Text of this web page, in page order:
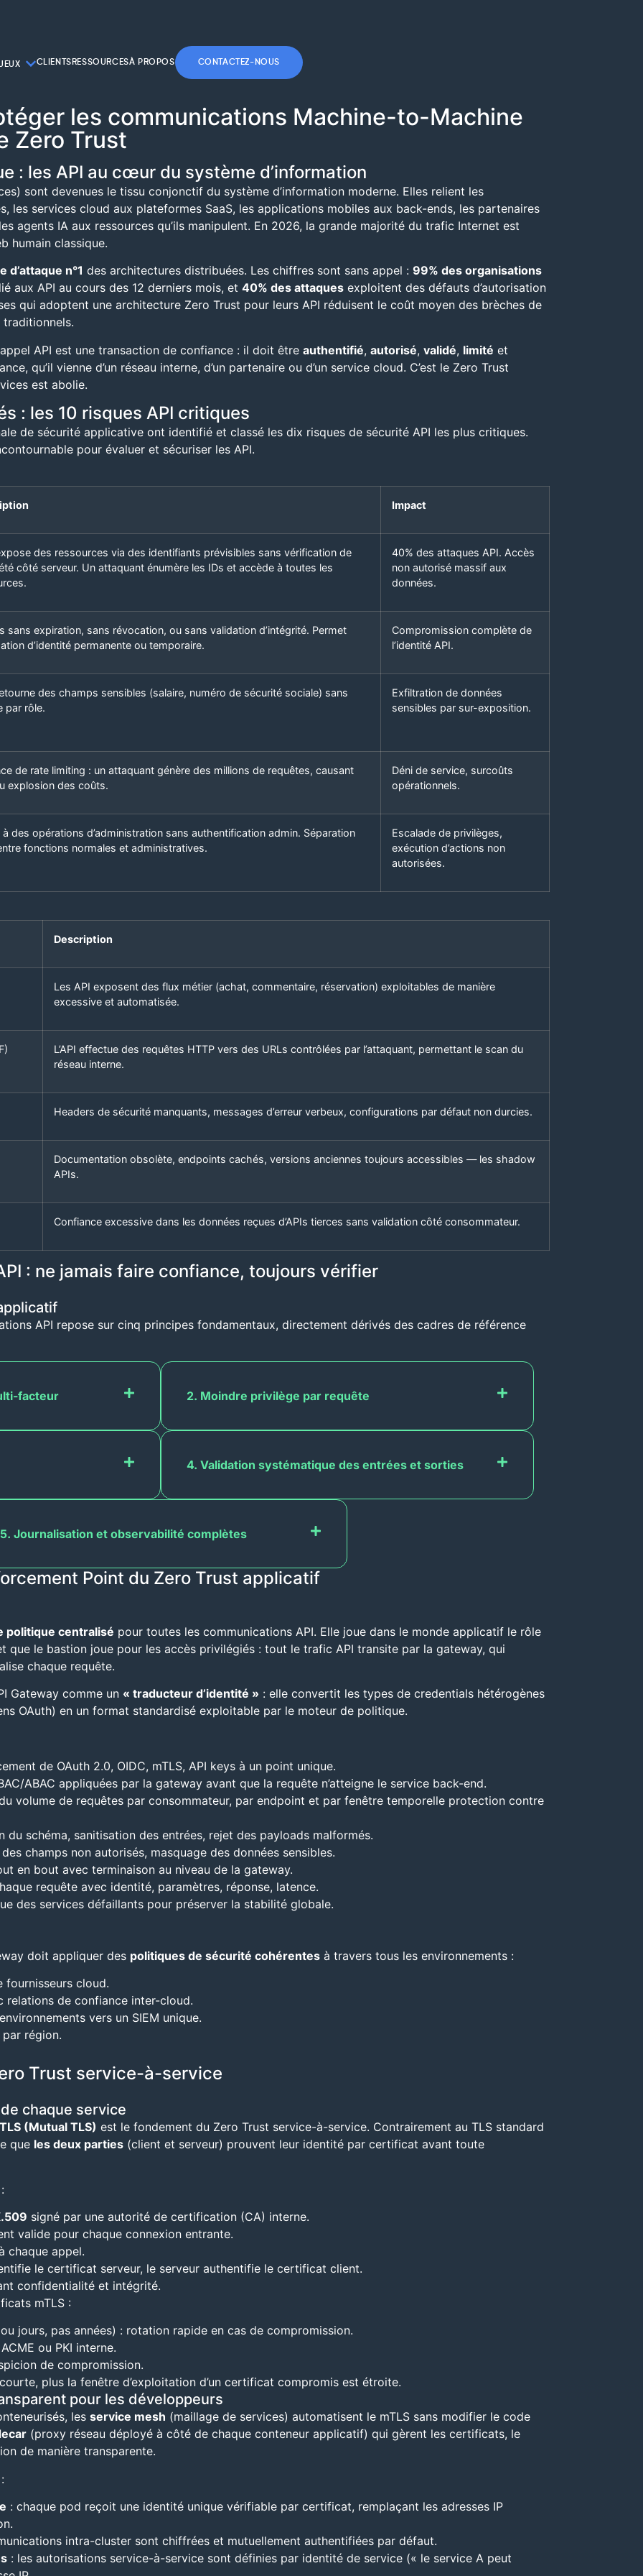
CLIENTS RESSOURCESÀ PROPOS CONTACTEZ-NOUS
les communications Machine-to-Machine
Zero Trust
: les API au cœur du système d’information
sont devenues le tissu conjonctif du système d’information moderne. Elles relient les
les services cloud aux plateformes SaaS, les applications mobiles aux back-ends, les partenaires
agents IA aux ressources qu’ils manipulent. En 2026, la grande majorité du trafic Internet est
humain classique.
d’attaque n°1 des architectures distribuées. Les chiffres sont sans appel : 99% des organisations
aux API au cours des 12 derniers mois, et 40% des attaques exploitent des défauts d’autorisation
qui adoptent une architecture Zero Trust pour leurs API réduisent le coût moyen des brèches de
API est une transaction de confiance : il doit être authentifié, autorisé, validé, limité et
qu’il vienne d’un réseau interne, d’un partenaire ou d’un service cloud. C’est le Zero Trust
est abolie.
: les 10 risques API critiques
de sécurité applicative ont identifié et classé les dix risques de sécurité API les plus critiques.
pour évaluer et sécuriser les API.
Impact
des ressources via des identifiants prévisibles sans vérification de
côté serveur. Un attaquant énumère les IDs et accède à toutes les
40% des attaques API. Accès
non autorisé massif aux
données.
sans expiration, sans révocation, ou sans validation d’intégrité. Permet
d’identité permanente ou temporaire.
Compromission complète de
l’identité API.
des champs sensibles (salaire, numéro de sécurité sociale) sans
par rôle.
Exfiltration de données
sensibles par sur-exposition.
de rate limiting : un attaquant génère des millions de requêtes, causant
explosion des coûts.
Déni de service, surcoûts
opérationnels.
des opérations d’administration sans authentification admin. Séparation
fonctions normales et administratives.
Escalade de privilèges,
exécution d’actions non
autorisées.
Description
Les API exposent des flux métier (achat, commentaire, réservation) exploitables de manière
excessive et automatisée.
L’API effectue des requêtes HTTP vers des URLs contrôlées par l’attaquant, permettant le scan du
réseau interne.
Headers de sécurité manquants, messages d’erreur verbeux, configurations par défaut non durcies.
Documentation obsolète, endpoints cachés, versions anciennes toujours accessibles — les shadow
APIs.
Confiance excessive dans les données reçues d’APIs tierces sans validation côté consommateur.
: ne jamais faire confiance, toujours vérifier
API repose sur cinq principes fondamentaux, directement dérivés des cadres de référence
facteur 2. Moindre privilège par requête
4. Validation systématique des entrées et sorties
5. Journalisation et observabilité complètes
Point du Zero Trust applicatif
politique centralisé pour toutes les communications API. Elle joue dans le monde applicatif le rôle
que le bastion joue pour les accès privilégiés : tout le trafic API transite par la gateway, qui
chaque requête.
Gateway comme un « traducteur d’identité » : elle convertit les types de credentials hétérogènes
OAuth) en un format standardisé exploitable par le moteur de politique.
de OAuth 2.0, OIDC, mTLS, API keys à un point unique.
ABAC appliquées par la gateway avant que la requête n’atteigne le service back-end.
volume de requêtes par consommateur, par endpoint et par fenêtre temporelle protection contre
schéma, sanitisation des entrées, rejet des payloads malformés.
champs non autorisés, masquage des données sensibles.
en bout avec terminaison au niveau de la gateway.
requête avec identité, paramètres, réponse, latence.
des services défaillants pour préserver la stabilité globale.
doit appliquer des politiques de sécurité cohérentes à travers tous les environnements :
fournisseurs cloud.
relations de confiance inter-cloud.
vers un SIEM unique.
région.
Trust service-à-service
chaque service
(Mutual TLS) est le fondement du Zero Trust service-à-service. Contrairement au TLS standard
que les deux parties (client et serveur) prouvent leur identité par certificat avant toute
signé par une autorité de certification (CA) interne.
valide pour chaque connexion entrante.
chaque appel.
le certificat serveur, le serveur authentifie le certificat client.
confidentialité et intégrité.
mTLS :
jours, pas années) : rotation rapide en cas de compromission.
ou PKI interne.
de compromission.
plus la fenêtre d’exploitation d’un certificat compromis est étroite.
pour les développeurs
les service mesh (maillage de services) automatisent le mTLS sans modifier le code
(proxy réseau déployé à côté de chaque conteneur applicatif) qui gèrent les certificats, le
de manière transparente.
: chaque pod reçoit une identité unique vérifiable par certificat, remplaçant les adresses IP
intra-cluster sont chiffrées et mutuellement authentifiées par défaut.
: les autorisations service-à-service sont définies par identité de service (« le service A peut